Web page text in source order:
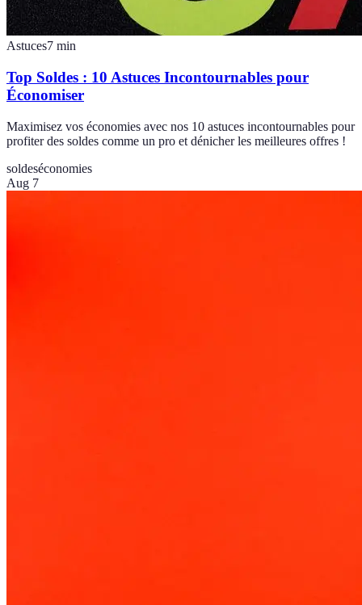
Astuces7 min
Top Soldes : 10 Astuces Incontournables pour
Économiser
Maximisez vos économies avec nos 10 astuces incontournables pour
profiter des soldes comme un pro et dénicher les meilleures offres !
soldeséconomies
Aug 7